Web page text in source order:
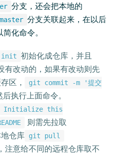
分支，还会把本地的
master 分支关联起来，在以后
化命令。
初始化成仓库，并且
有改动的，如果有改动则先
区，
git commit -m '提交
执行上面命令。
Initialize this
则需先拉取
仓库 git pull
注意给不同的远程仓库取不